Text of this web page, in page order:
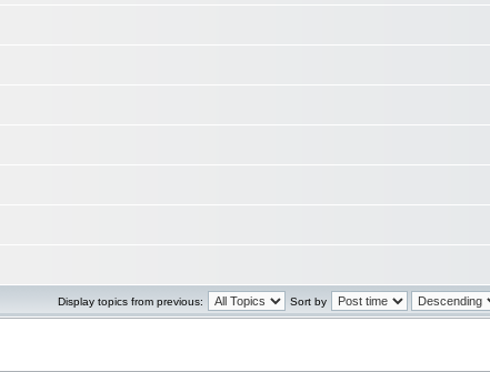
Display topics from previous: Sort by